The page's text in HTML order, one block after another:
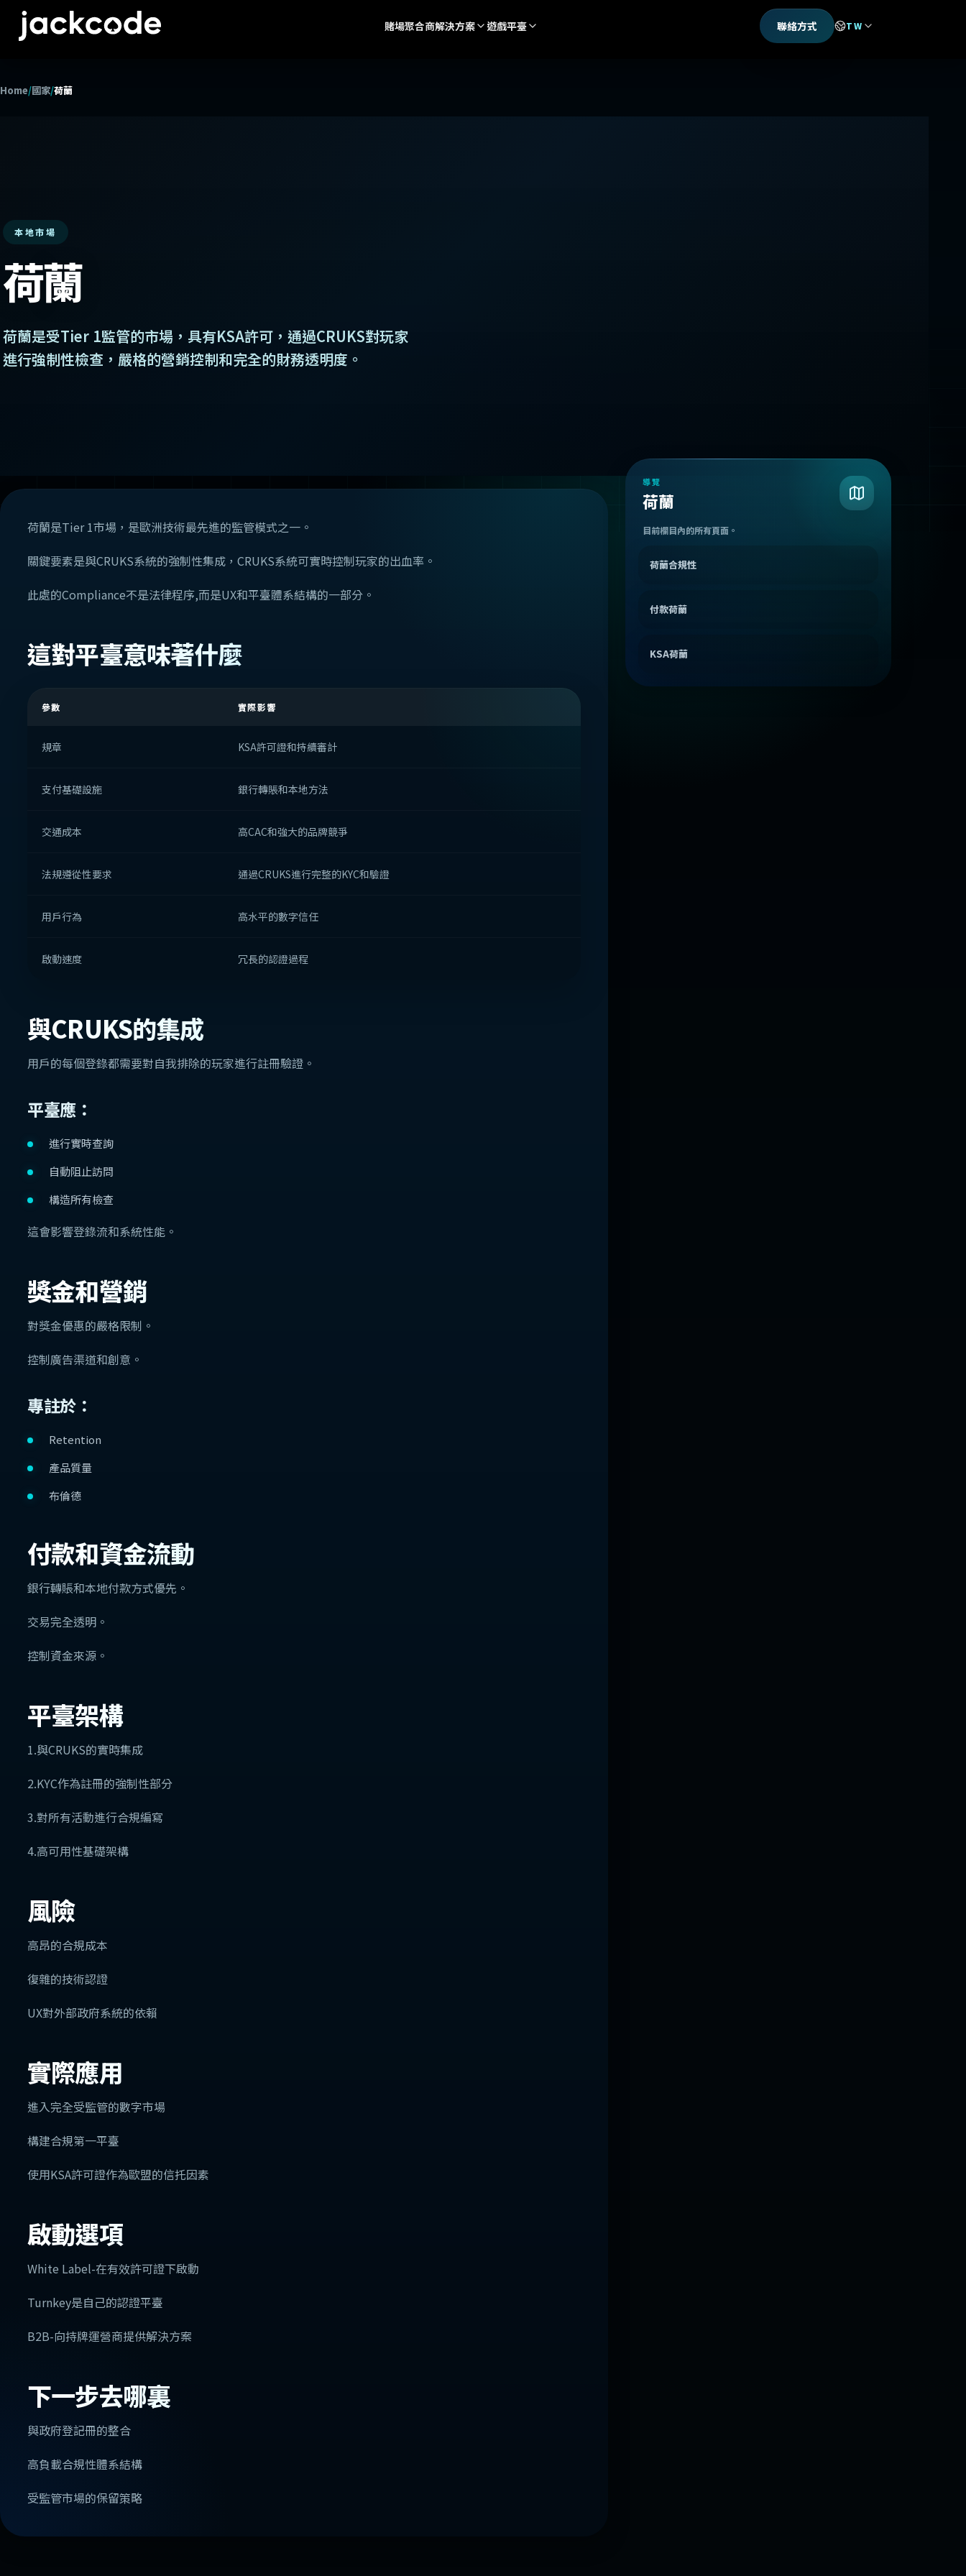
賭場聚合商解決方案 遊戲平臺 聯絡方式 TW
Home/國家/荷蘭
本地市場
荷蘭
荷蘭是受Tier 1監管的市場，具有KSA許可，通過CRUKS對玩家
進行強制性檢查，嚴格的營銷控制和完全的財務透明度。
荷蘭是Tier 1市場，是歐洲技術最先進的監管模式之一。
關鍵要素是與CRUKS系統的強制性集成，CRUKS系統可實時控制玩家的出血率。
此處的Compliance不是法律程序,而是UX和平臺體系結構的一部分。
這對平臺意味著什麼
參數 實際影響
規章 KSA許可證和持續審計
支付基礎設施 銀行轉賬和本地方法
交通成本 高CAC和強大的品牌競爭
法規遵從性要求 通過CRUKS進行完整的KYC和驗證
用戶行為 高水平的數字信任
啟動速度 冗長的認證過程
與CRUKS的集成
用戶的每個登錄都需要對自我排除的玩家進行註冊驗證。
平臺應：
進行實時查詢
自動阻止訪問
構造所有檢查
這會影響登錄流和系統性能。
獎金和營銷
對獎金優惠的嚴格限制。
控制廣告渠道和創意。
專註於：
Retention
產品質量
布倫德
付款和資金流動
銀行轉賬和本地付款方式優先。
交易完全透明。
控制資金來源。
平臺架構
1.與CRUKS的實時集成
2.KYC作為註冊的強制性部分
3.對所有活動進行合規編寫
4.高可用性基礎架構
風險
高昂的合規成本
復雜的技術認證
UX對外部政府系統的依賴
實際應用
進入完全受監管的數字市場
構建合規第一平臺
使用KSA許可證作為歐盟的信托因素
啟動選項
White Label-在有效許可證下啟動
Turnkey是自己的認證平臺
B2B-向持牌運營商提供解決方案
下一步去哪裏
與政府登記冊的整合
高負載合規性體系結構
受監管市場的保留策略
導覽
荷蘭
目前欄目內的所有頁面。
荷蘭合規性
付款荷蘭
KSA荷蘭